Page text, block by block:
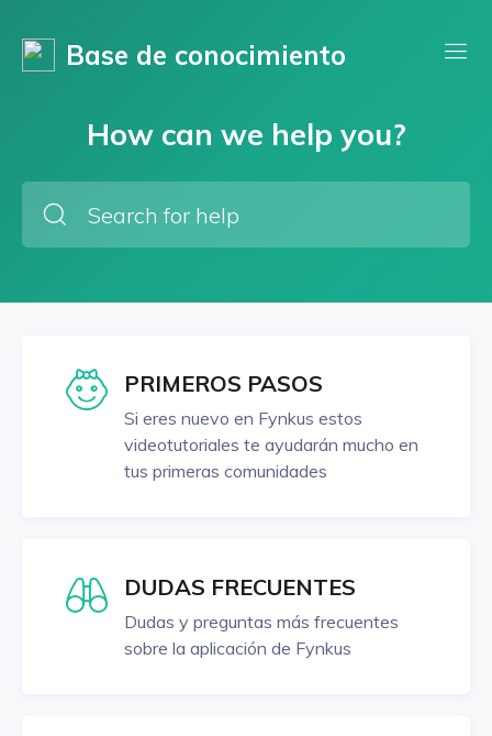
Base de conocimiento
How can we help you?
PRIMEROS PASOS
Si eres nuevo en Fynkus estos
videotutoriales te ayudarán mucho en
tus primeras comunidades
DUDAS FRECUENTES
Dudas y preguntas más frecuentes
sobre la aplicación de Fynkus